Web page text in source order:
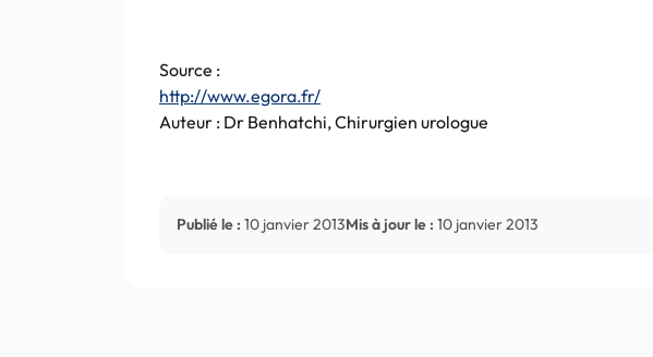
Source :
http://www.egora.fr/
Auteur : Dr Benhatchi, Chirurgien urologue
Publié le : 10 janvier 2013Mis à jour le : 10 janvier 2013